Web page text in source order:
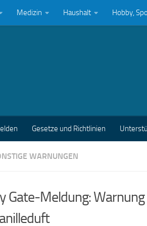
Medizin Haushalt Hobby,
Gesetze und Richtlinien
WARNUNGEN
Gate-Meldung: